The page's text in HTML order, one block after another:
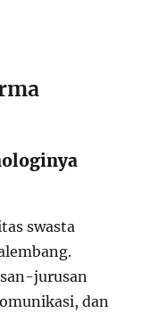
swasta
jurusan
dan